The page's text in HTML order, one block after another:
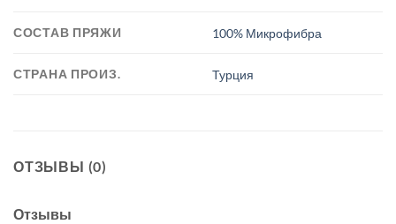
СОСТАВ ПРЯЖИ 100% Микрофибра
СТРАНА ПРОИЗ. Турция
ОТЗЫВЫ (0)
Отзывы